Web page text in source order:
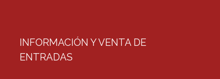
INFORMACIÓN Y VENTA DE
ENTRADAS